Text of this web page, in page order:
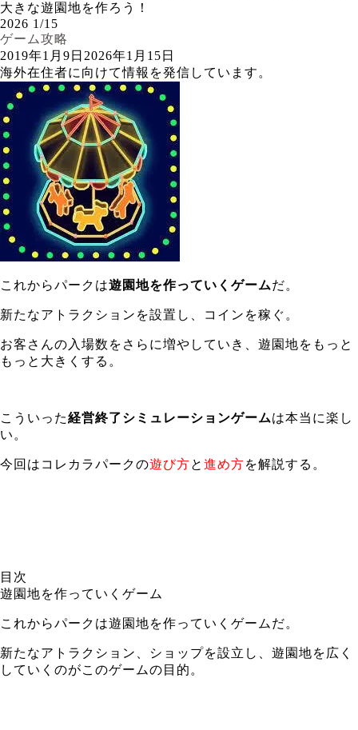
大きな遊園地を作ろう！
2026 1/15
ゲーム攻略
2019年1月9日 2026年1月15日
海外在住者に向けて情報を発信しています。
これからパークは遊園地を作っていくゲームだ。
新たなアトラクションを設置し、コインを稼ぐ。
お客さんの入場数をさらに増やしていき、遊園地をもっと
もっと大きくする。
こういった経営終了シミュレーションゲームは本当に楽し
い。
今回はコレカラパークの遊び方と 進め方を解説する。
目次
遊園地を作っていくゲーム
これからパークは遊園地を作っていくゲームだ。
新たなアトラクション、ショップを設立し、遊園地を広く
していくのがこのゲームの目的。